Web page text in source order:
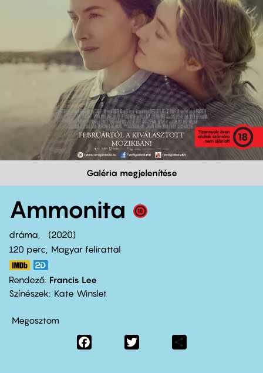
Galéria megjelenítése
Ammonita
dráma
2020
120 perc,
Magyar felirattal
Rendező Francis Lee
Színészek
Kate Winslet
Megosztom
Facebook